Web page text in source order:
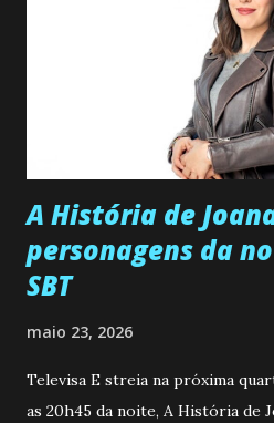
A História de
personagens da
SBT
maio 23, 2026
Televisa E streia na próxima
as 20h45 da noite, A História de